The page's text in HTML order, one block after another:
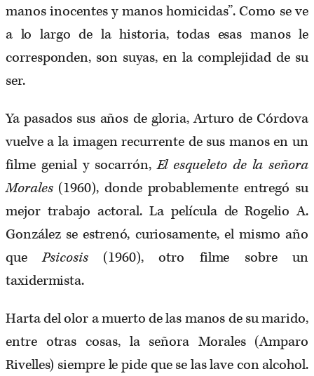
manos inocentes y manos homicidas”. Como se ve
a lo largo de la historia, todas esas manos le
corresponden, son suyas, en la complejidad de su
ser.
Ya pasados sus años de gloria, Arturo de Córdova
vuelve a la imagen recurrente de sus manos en un
filme genial y socarrón,El esqueleto de la señora
Morales(1960), donde probablemente entregó su
mejor trabajo actoral. La película de Rogelio A.
González se estrenó, curiosamente, el mismo año
quePsicosis(1960), otro filme sobre un
taxidermista.
Harta del olor a muerto de las manos de su marido,
entre otras cosas, la señora Morales (Amparo
Rivelles) siempre le pide que se las lave con alcohol.